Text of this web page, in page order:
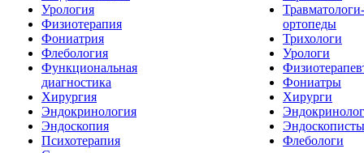
Урология
Физиотерапия
Фониатрия
Флебология
Функциональная
диагностика
Хирургия
Эндокринология
Эндоскопия
Психотерапия
Травматологи-
ортопеды
Трихологи
Урологи
Фониатры
Хирурги
Эндоскописты
Флебологи